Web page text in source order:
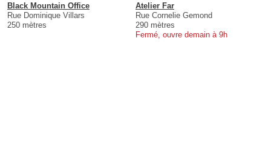
Black Mountain Office
Rue Dominique Villars
250 mètres
Atelier Far
Rue Cornelie Gemond
290 mètres
Fermé, ouvre demain à 9h